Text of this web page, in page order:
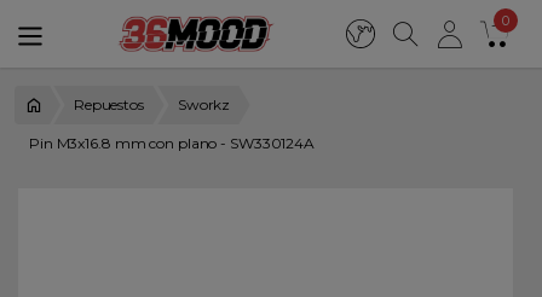
0
Repuestos Sworkz
Pin M3x16.8 mm con plano - SW330124A